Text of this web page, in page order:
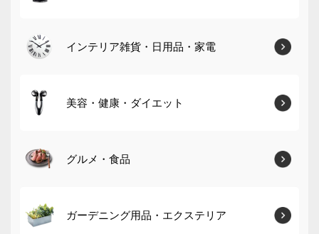
インテリア雑貨・日用品・家電
美容・健康・ダイエット
グルメ・食品
ガーデニング用品・エクステリア